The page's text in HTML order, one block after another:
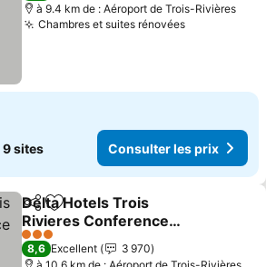
à 9.4 km de : Aéroport de Trois-Rivières
Chambres et suites rénovées
9 sites Consulter les prix
PartagerAjouter à mes favoris
Delta Hotels Trois
Rivieres Conference
Centre
3 Étoiles
8,6 Excellent
3 970